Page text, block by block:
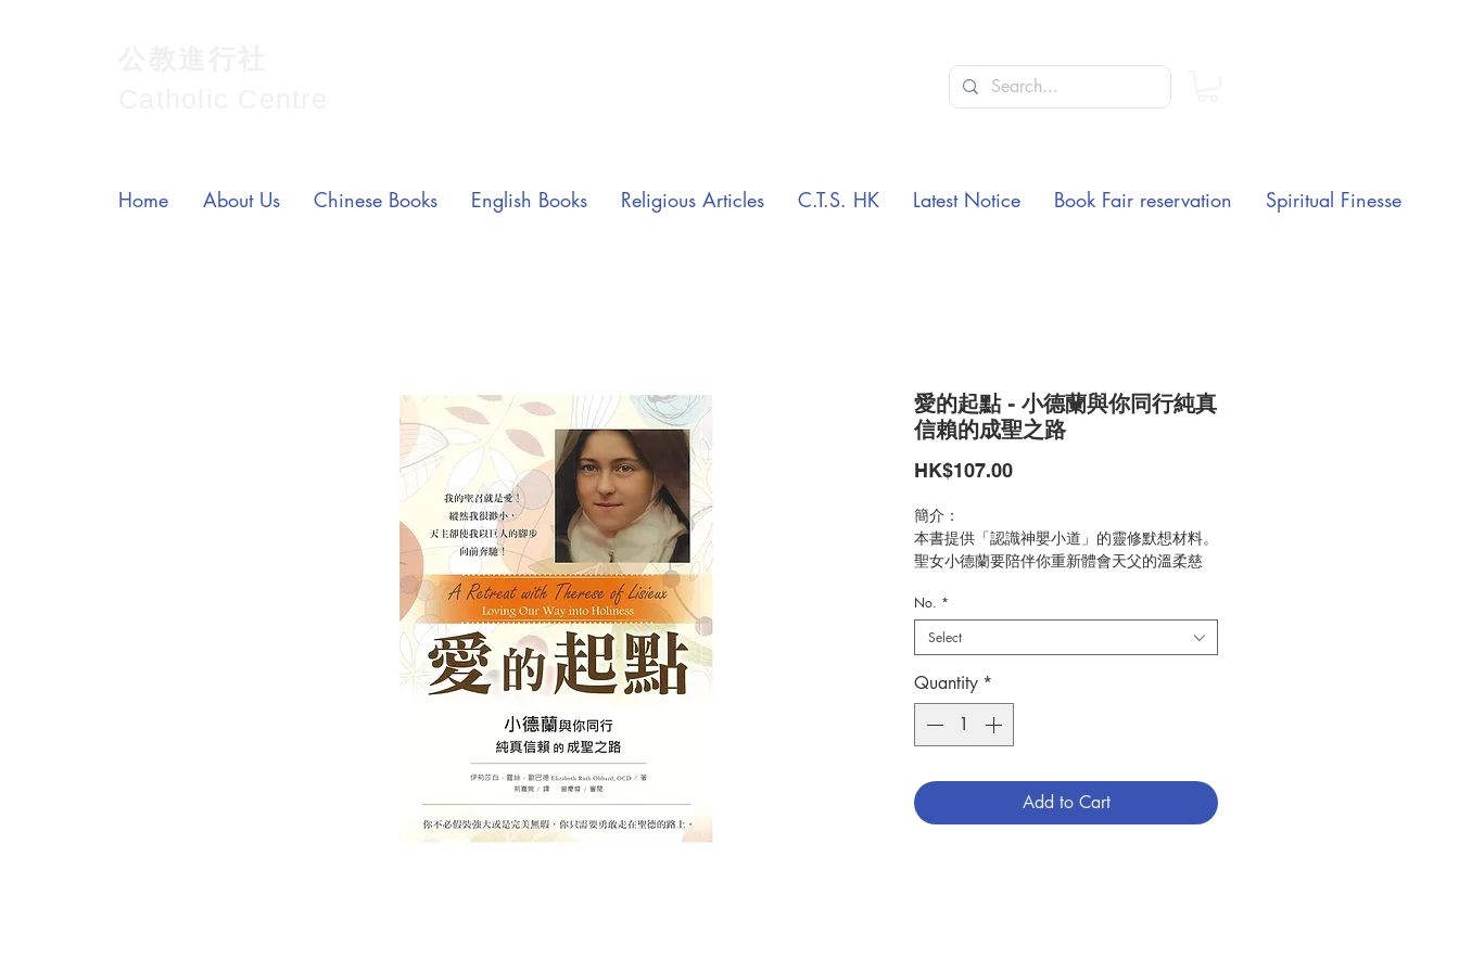
愛的起點 - 小德蘭與你同行純真
信賴的成聖之路
HK$107.00Price
簡介：
本書提供「認識神嬰小道」的靈修默想材料。
聖女小德蘭要陪伴你重新體會天父的溫柔慈
的信賴回應祂的召叫。鼓勵你時常注視著受苦
的耶穌，把每天遇到的挑戰、稀鬆平常和微不
足道的小事，當作活出聖言和實踐愛德的機
會，在瑣碎日常中邁向成全與聖善。
聖女小德蘭與你同行，並肩踏上充滿愛與信賴
的成聖之路。
作者: Elizabeth Ruth Obbard
譯者: 荊嘉婉
No. *
Select
Quantity *
Add to Cart
Home About Us Chinese Books English Books Religious Articles C.T.S. HK Latest Notice Book Fair reservation Spiritual Finesse